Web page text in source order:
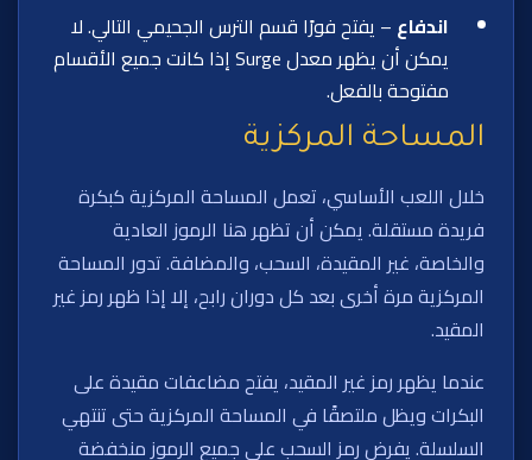
اندفاع – يفتح فورًا قسم الترس الجحيمي التالي. لا
يمكن أن يظهر معدل Surge إذا كانت جميع الأقسام
مفتوحة بالفعل.
المساحة المركزية
خلال اللعب الأساسي، تعمل المساحة المركزية كبكرة
فريدة مستقلة. يمكن أن تظهر هنا الرموز العادية
والخاصة، غير المقيدة، السحب، والمضافة. تدور المساحة
المركزية مرة أخرى بعد كل دوران رابح، إلا إذا ظهر رمز غير
المقيد.
عندما يظهر رمز غير المقيد، يفتح مضاعفات مقيدة على
البكرات ويظل ملتصقًا في المساحة المركزية حتى تنتهي
السلسلة. يفرض رمز السحب على جميع الرموز منخفضة